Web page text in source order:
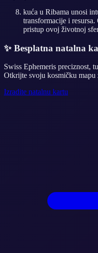
kuća u Ribama unosi
transformacije i
pristup ovoj životnoj
✨ Besplatna natalna
Swiss Ephemeris preciznost,
Otkrijte svoju kosmičku mapu
Izradite natalnu kartu